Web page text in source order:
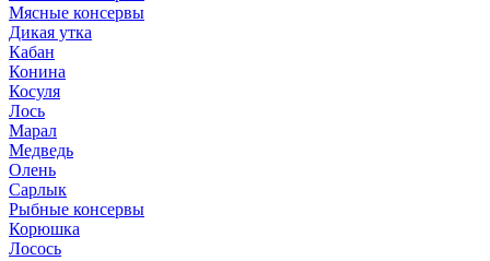
Мясные консервы
Дикая утка
Кабан
Конина
Косуля
Лось
Марал
Медведь
Олень
Сарлык
Рыбные консервы
Корюшка
Лосось